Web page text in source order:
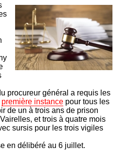
procureur général a requis les
première instance pour tous les
de un à trois ans de prison
et trois à quatre mois
sursis pour les trois vigiles
en délibéré au 6 juillet.